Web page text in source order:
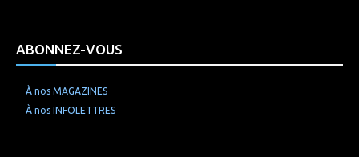
ABONNEZ-VOUS
À nos MAGAZINES
À nos INFOLETTRES